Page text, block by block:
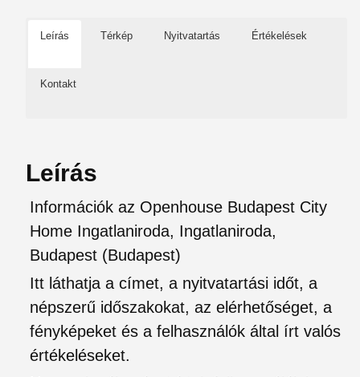
Leírás Térkép Nyitvatartás Értékelések
Kontakt
Leírás
Információk az Openhouse Budapest City
Home Ingatlaniroda, Ingatlaniroda,
Budapest (Budapest)
Itt láthatja a címet, a nyitvatartási időt, a
népszerű időszakokat, az elérhetőséget, a
fényképeket és a felhasználók által írt valós
értékeléseket.